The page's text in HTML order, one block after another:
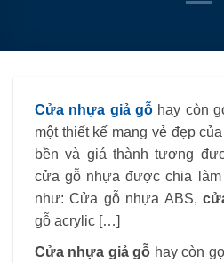
Cửa nhựa giả gỗ hay còn
một thiết kế mang vẻ đẹp
bền và giá thành tương
cửa gỗ nhựa được chia làm
như: Cửa gỗ nhựa ABS,
gỗ acrylic […]
Cửa nhựa giả gỗ hay còn